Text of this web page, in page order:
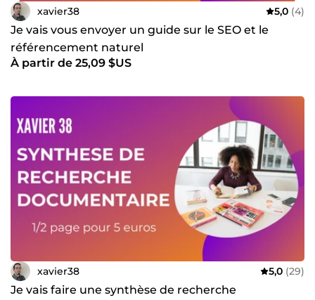
xavier38 5,0 (4)
Je vais vous envoyer un guide sur le SEO et le
référencement naturel
À partir de 25,09 $US
xavier38 5,0 (29)
Je vais faire une synthèse de recherche